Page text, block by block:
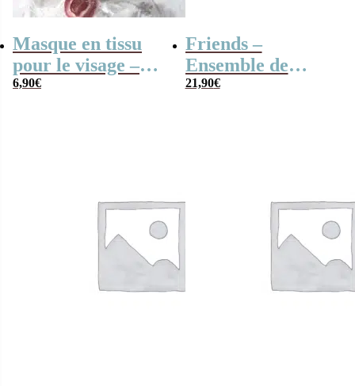
Masque en tissu
pour le visage –
Minnie
6,90€
Friends –
Ensemble de
pyjamas short
21,90€